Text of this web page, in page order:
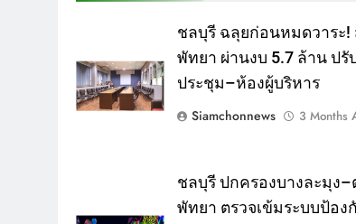
ชลบุรี ฉลุยก่อนหมดวาระ!
พัทยา ผ่านงบ 5.7 ล้าน ปรั
ประชุม–ห้องผู้บริหาร
Siamchonnews
3 Months
ชลบุรี ปกครองบางละมุง–
พัทยา ตรวจเข้มระบบป้อง